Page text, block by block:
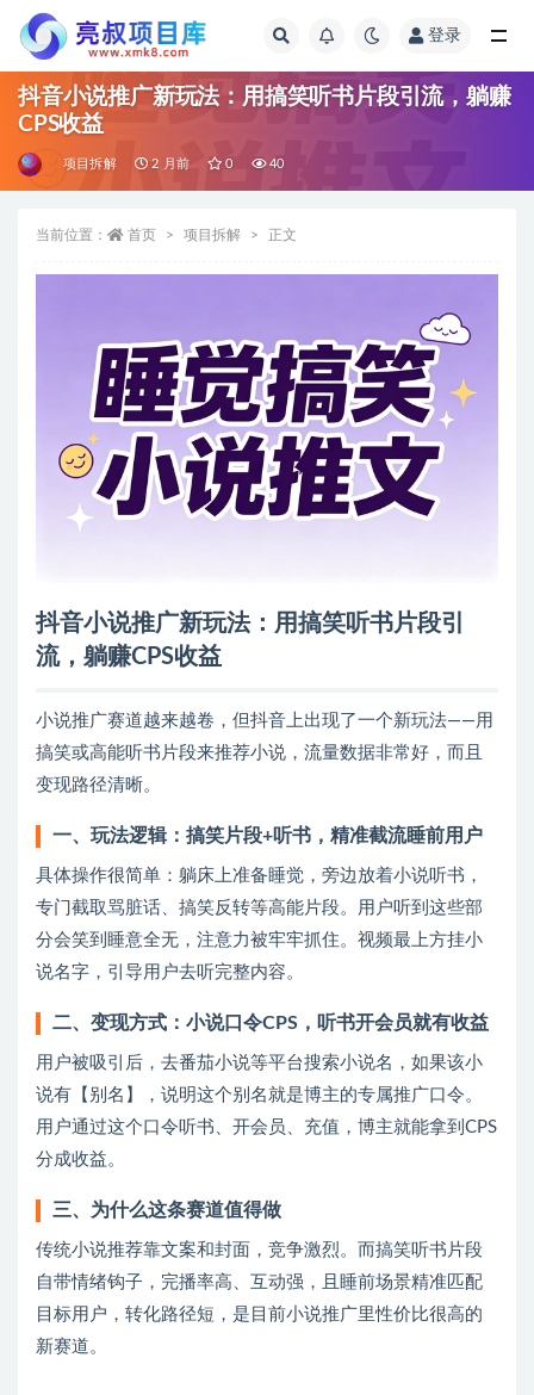
登录
抖音小说推广新玩法：用搞笑听书片段引流，躺赚
CPS收益
项目拆解 2 月前 0 40
当前位置： 首页 项目拆解 正文
抖音小说推广新玩法：用搞笑听书片段引
流，躺赚CPS收益
小说推广赛道越来越卷，但抖音上出现了一个新玩法——用
搞笑或高能听书片段来推荐小说，流量数据非常好，而且
变现路径清晰。
一、玩法逻辑：搞笑片段+听书，精准截流睡前用户
具体操作很简单：躺床上准备睡觉，旁边放着小说听书，
专门截取骂脏话、搞笑反转等高能片段。用户听到这些部
分会笑到睡意全无，注意力被牢牢抓住。视频最上方挂小
说名字，引导用户去听完整内容。
二、变现方式：小说口令CPS，听书开会员就有收益
用户被吸引后，去番茄小说等平台搜索小说名，如果该小
说有【别名】，说明这个别名就是博主的专属推广口令。
用户通过这个口令听书、开会员、充值，博主就能拿到CPS
分成收益。
三、为什么这条赛道值得做
传统小说推荐靠文案和封面，竞争激烈。而搞笑听书片段
自带情绪钩子，完播率高、互动强，且睡前场景精准匹配
目标用户，转化路径短，是目前小说推广里性价比很高的
新赛道。